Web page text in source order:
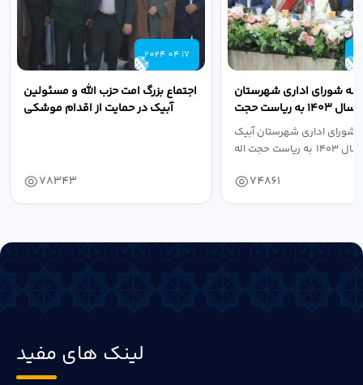
2024 04 17
اجتماع بزرگ امت حزب الله و مسئولین
آبیک در حمایت از اقدام موشکی
78343
شورای اداری شهرستان
آبیک در سال ۱۴۰۳ به ریاست حجت
اله مددخانی...
شورای اداری شهرستان آبیک
74861
لینک های مفید